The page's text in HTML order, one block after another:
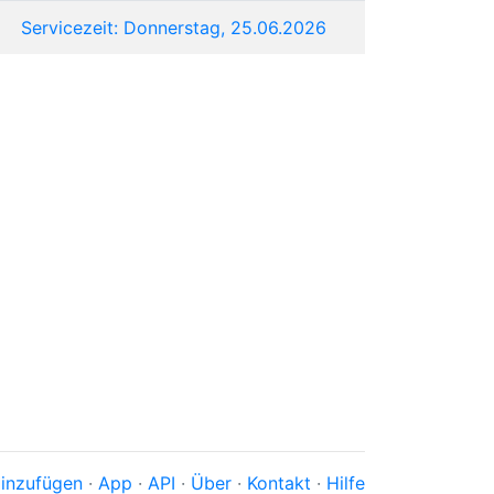
Servicezeit: Donnerstag, 25.06.2026
· App · API · Über · Kontakt · Hilfe